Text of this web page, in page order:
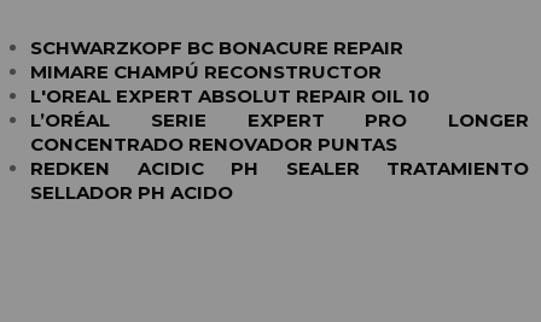
SCHWARZKOPF BC BONACURE REPAIR
MIMARE CHAMPÚ RECONSTRUCTOR
L'OREAL EXPERT ABSOLUT REPAIR OIL 10
L’ORÉAL SERIE EXPERT PRO LONGER
CONCENTRADO RENOVADOR PUNTAS
REDKEN ACIDIC PH SEALER TRATAMIENTO
SELLADOR PH ACIDO